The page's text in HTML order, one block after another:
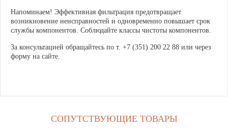
Напоминаем! Эффективная фильтрация предотвращает
возникновение неисправностей и одновременно повышает срок
службы компонентов. Соблюдайте классы чистоты компонентов.
За консультацией обращайтесь по т. +7 (351) 200 22 88 или через
форму на сайте.
СОПУТСТВУЮЩИЕ ТОВАРЫ